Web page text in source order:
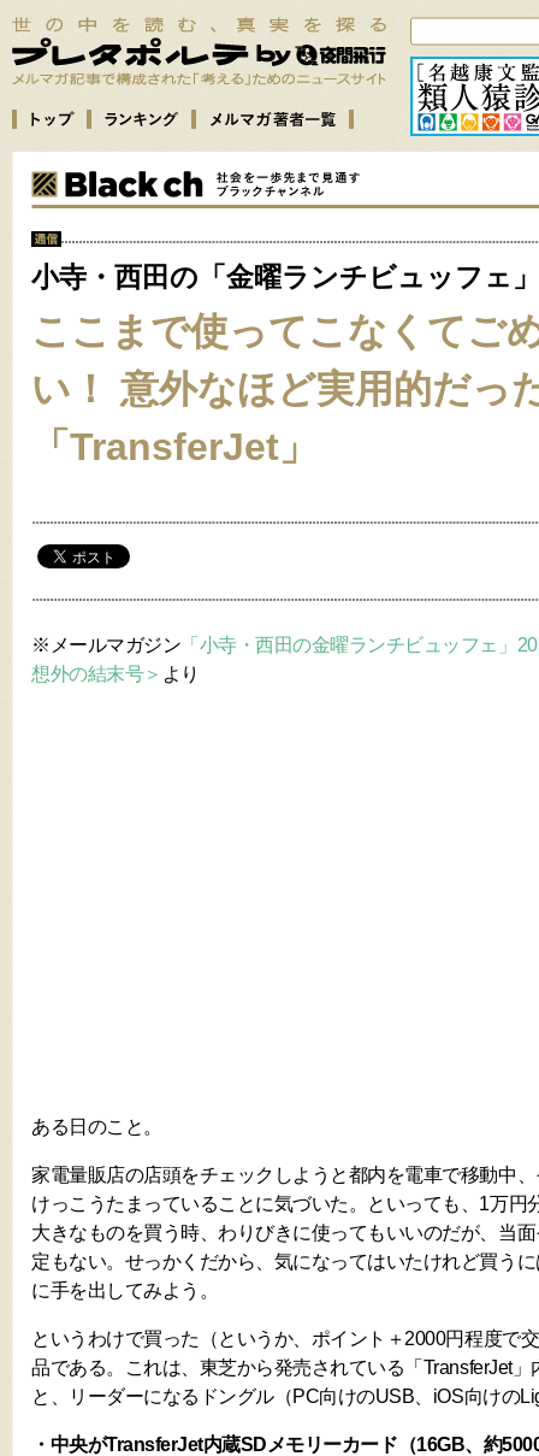
小寺・西田の「金曜ランチビュッフェ
ここまで使ってこなくてご
い！ 意外なほど実用的だっ
「TransferJet」
※メールマガジン 「小寺・西田の金曜ランチビュッフェ」
想外の結末号＞ より
ある日のこと。
家電量販店の店頭をチェックしようと都内を電車で移動中
けっこうたまっていることに気づいた。といっても、1万円
大きなものを買う時、わりびきに使ってもいいのだが、当
定もない。せっかくだから、気になってはいたけれど買う
に手を出してみよう。
というわけで買った（というか、ポイント＋2000円程度で
品である。これは、東芝から発売されている「TransferJet
と、リーダーになるドングル（PC向けのUSB、iOS向けの
・中央がTransferJet内蔵SDメモリーカード（16GB、約